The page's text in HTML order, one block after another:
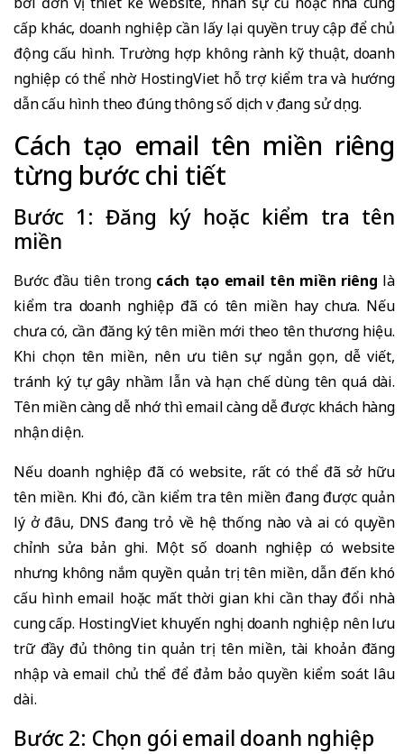
cấp khác, doanh nghiệp cần lấy lại quyền truy cập để chủ
động cấu hình. Trường hợp không rành kỹ thuật, doanh
nghiệp có thể nhờ HostingViet hỗ trợ kiểm tra và hướng
dẫn cấu hình theo đúng thông số dịch vụ đang sử dụng.
Cách tạo email tên miền riêng
từng bước chi tiết
Bước 1: Đăng ký hoặc kiểm tra tên
miền
Bước đầu tiên trong cách tạo email tên miền riêng là
kiểm tra doanh nghiệp đã có tên miền hay chưa. Nếu
chưa có, cần đăng ký tên miền mới theo tên thương hiệu.
Khi chọn tên miền, nên ưu tiên sự ngắn gọn, dễ viết,
tránh ký tự gây nhầm lẫn và hạn chế dùng tên quá dài.
Tên miền càng dễ nhớ thì email càng dễ được khách hàng
nhận diện.
Nếu doanh nghiệp đã có website, rất có thể đã sở hữu
tên miền. Khi đó, cần kiểm tra tên miền đang được quản
lý ở đâu, DNS đang trỏ về hệ thống nào và ai có quyền
chỉnh sửa bản ghi. Một số doanh nghiệp có website
nhưng không nắm quyền quản trị tên miền, dẫn đến khó
cấu hình email hoặc mất thời gian khi cần thay đổi nhà
cung cấp. HostingViet khuyến nghị doanh nghiệp nên lưu
trữ đầy đủ thông tin quản trị tên miền, tài khoản đăng
nhập và email chủ thể để đảm bảo quyền kiểm soát lâu
dài.
Bước 2: Chọn gói email doanh nghiệp